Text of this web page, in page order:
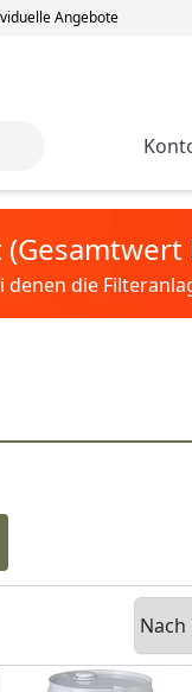
Angebote
denen die